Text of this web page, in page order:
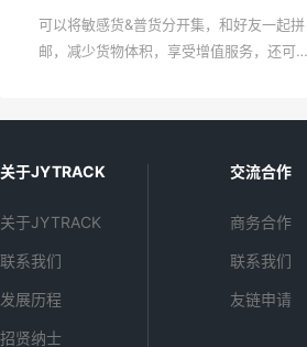
可以将敏感货&普货分开集，和好友一起拼
邮，减少货物体积，享受增值服务，还可以
关于JYTRACK
关于JYTRACK
联系我们
发展历程
招贤纳士
交流合作
商务合作
联系我们
友链申请